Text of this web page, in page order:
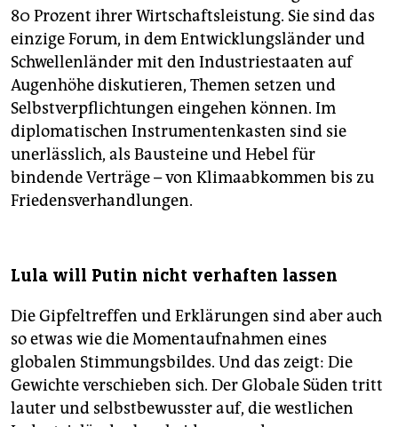
80 Prozent ihrer Wirtschaftsleistung. Sie sind das
einzige Forum, in dem Entwicklungsländer und
Schwellenländer mit den Industriestaaten auf
Augenhöhe diskutieren, Themen setzen und
Selbstverpflichtungen eingehen können. Im
diplomatischen Instrumentenkasten sind sie
unerlässlich, als Bausteine und Hebel für
bindende Verträge – von Klimaabkommen bis zu
Friedensverhandlungen.
Lula will Putin nicht verhaften lassen
Die Gipfeltreffen und Erklärungen sind aber auch
so etwas wie die Momentaufnahmen eines
globalen Stimmungsbildes. Und das zeigt: Die
Gewichte verschieben sich. Der Globale Süden tritt
lauter und selbstbewusster auf, die westlichen